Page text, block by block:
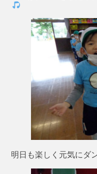
明日も楽しく元気にダ